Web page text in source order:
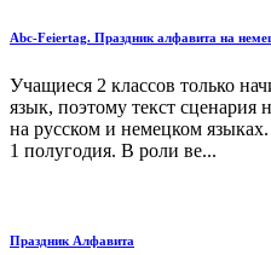
Аbc-Feiertag. Праздник алфавита на
Учащиеся 2 классов только
язык, поэтому текст сценария
на русском и немецком
1 полугодия. В роли ве...
Праздник Алфавита